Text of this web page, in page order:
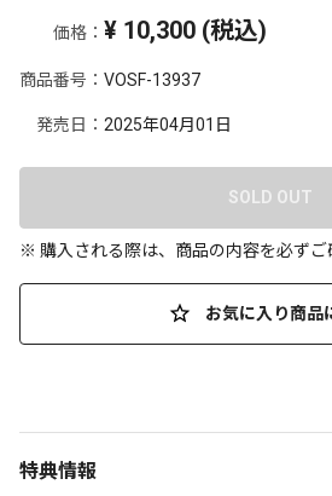
価格： ¥ 10,300 (税込)
商品番号： VOSF-13937
発売日： 2025年04月01日
SOLD OUT
※ 購入される際は、商品の内容を必ずご
お気に入り商品
特典情報